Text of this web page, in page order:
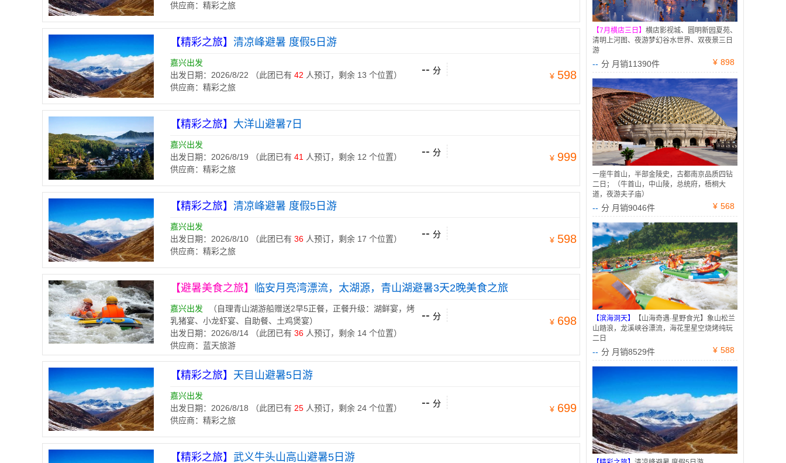
供应商：精彩之旅
【精彩之旅】 清凉峰避暑 度假5日游
嘉兴出发
出发日期：2026/8/22 （此团已有 42 人预订，剩余 13 个位置）
供应商：精彩之旅
-- 分
¥ 598
【精彩之旅】 大洋山避暑7日
嘉兴出发
出发日期：2026/8/19 （此团已有 41 人预订，剩余 12 个位置）
供应商：精彩之旅
-- 分
¥ 999
【精彩之旅】 清凉峰避暑 度假5日游
嘉兴出发
出发日期：2026/8/10 （此团已有 36 人预订，剩余 17 个位置）
供应商：精彩之旅
-- 分
¥ 598
【避暑美食之旅】 临安月亮湾漂流，太湖源，青山湖避暑3天2晚美食之旅
嘉兴出发
（自理青山湖游船赠送2早5正餐，正餐升级：湖鲜宴，烤
乳猪宴、小龙虾宴、自助餐、土鸡煲宴）
出发日期：2026/8/14 （此团已有 36 人预订，剩余 14 个位置）
供应商：蓝天旅游
-- 分
¥ 698
【精彩之旅】 天目山避暑5日游
嘉兴出发
出发日期：2026/8/18 （此团已有 25 人预订，剩余 24 个位置）
供应商：精彩之旅
-- 分
¥ 699
【精彩之旅】 武义牛头山高山避暑5日游
【7月横店三日】 横店影视城、圆明新园夏苑、
清明上河图、夜游梦幻谷水世界、双夜景三日
游
-- 分 月销11390件 ¥ 898
一座牛首山，半部金陵史，古都南京品质四钻
二日；（牛首山，中山陵，总统府，梧桐大
道，夜游夫子庙）
-- 分 月销9046件 ¥ 568
【滨海洞天】
【山海奇遇·星野食光】象山松兰
山踏浪，龙溪峡谷漂流，海花里星空烧烤纯玩
二日
-- 分 月销8529件 ¥ 588